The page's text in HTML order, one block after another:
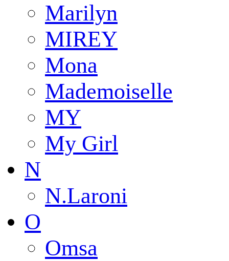
Marilyn
MIREY
Mona
Mademoiselle
MY
My Girl
N
N.Laroni
O
Omsa